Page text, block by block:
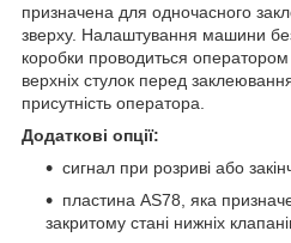
призначена для одночасного
зверху. Налаштування машини
коробки проводиться оператором
верхніх стулок перед
присутність оператора.
Додаткові опції:
сигнал при розриві або
пластина AS78, яка
закритому стані нижніх